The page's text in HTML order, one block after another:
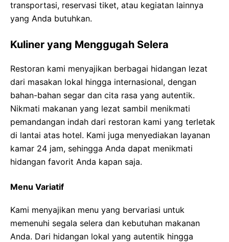
transportasi, reservasi tiket, atau kegiatan lainnya
yang Anda butuhkan.
Kuliner yang Menggugah Selera
Restoran kami menyajikan berbagai hidangan lezat
dari masakan lokal hingga internasional, dengan
bahan-bahan segar dan cita rasa yang autentik.
Nikmati makanan yang lezat sambil menikmati
pemandangan indah dari restoran kami yang terletak
di lantai atas hotel. Kami juga menyediakan layanan
kamar 24 jam, sehingga Anda dapat menikmati
hidangan favorit Anda kapan saja.
Menu Variatif
Kami menyajikan menu yang bervariasi untuk
memenuhi segala selera dan kebutuhan makanan
Anda. Dari hidangan lokal yang autentik hingga